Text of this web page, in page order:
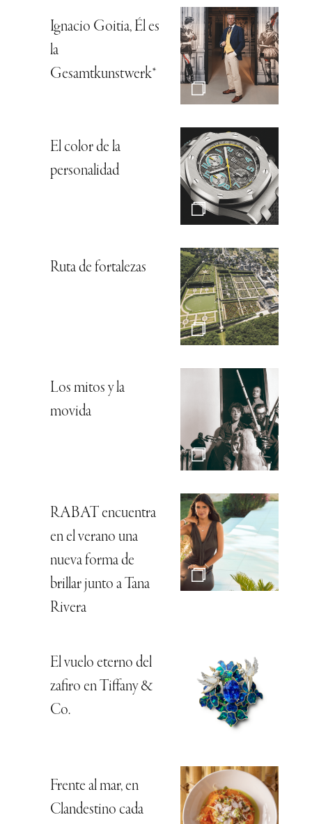
Ignacio Goitia, Él es
la
Gesamtkunstwerk*
El color de la
personalidad
Ruta de fortalezas
Los mitos y la
movida
RABAT encuentra
en el verano una
nueva forma de
brillar junto a Tana
Rivera
El vuelo eterno del
zafiro en Tiffany &
Co.
Frente al mar, en
Clandestino cada